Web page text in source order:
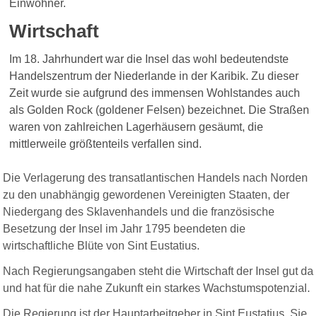
Einwohner.
Wirtschaft
Im 18. Jahrhundert war die Insel das wohl bedeutendste
Handelszentrum der Niederlande in der Karibik. Zu dieser
Zeit wurde sie aufgrund des immensen Wohlstandes auch
als Golden Rock (goldener Felsen) bezeichnet. Die Straßen
waren von zahlreichen Lagerhäusern gesäumt, die
mittlerweile größtenteils verfallen sind.
Die Verlagerung des transatlantischen Handels nach Norden
zu den unabhängig gewordenen Vereinigten Staaten, der
Niedergang des Sklavenhandels und die französische
Besetzung der Insel im Jahr 1795 beendeten die
wirtschaftliche Blüte von Sint Eustatius.
Nach Regierungsangaben steht die Wirtschaft der Insel gut da
und hat für die nahe Zukunft ein starkes Wachstumspotenzial.